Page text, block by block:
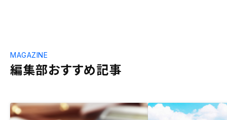
編集部おすすめ記事
MAGAZINE